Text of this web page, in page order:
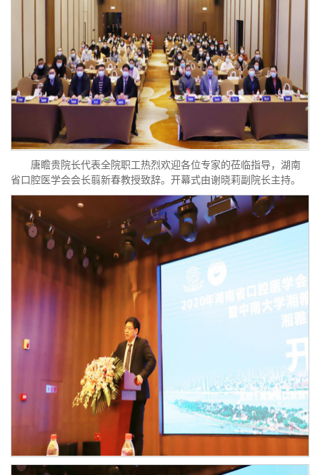
唐瞻贵院长代表全院职工热烈欢迎各位专家的莅临指导，湖南
省口腔医学会会长翦新春教授致辞。开幕式由谢晓莉副院长主持。